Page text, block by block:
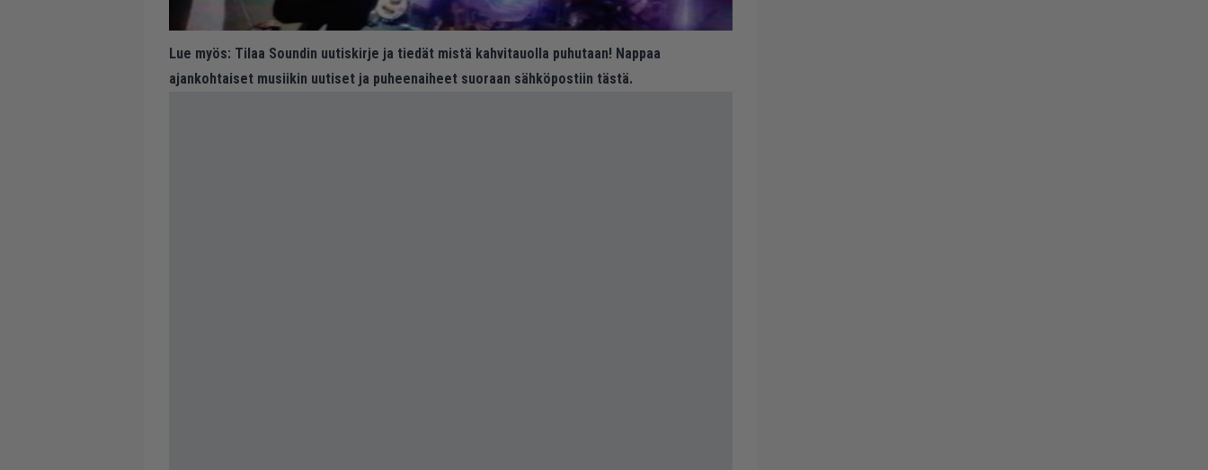
Lue myös: Tilaa Soundin uutiskirje ja tiedät mistä kahvitauolla puhutaan! Nappaa
ajankohtaiset musiikin uutiset ja puheenaiheet suoraan sähköpostiin tästä.